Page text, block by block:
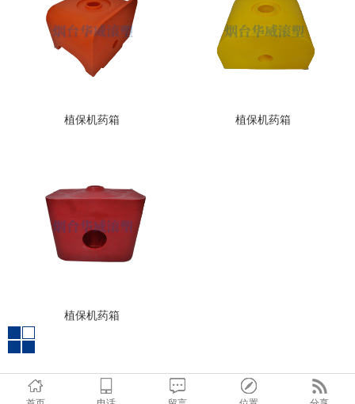
植保机药箱 植保机药箱
植保机药箱